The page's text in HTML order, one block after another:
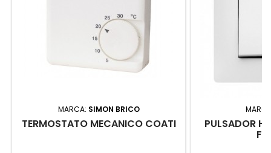
MARCA: SIMON BRICO
TERMOSTATO MECANICO COATI PULSADOR